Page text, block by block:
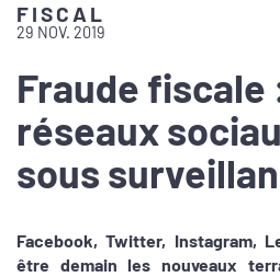
FISCAL
29 NOV. 2019
Fraude fiscale
réseaux
sous
Facebook, Twitter, Instagram,
être demain les nouveaux